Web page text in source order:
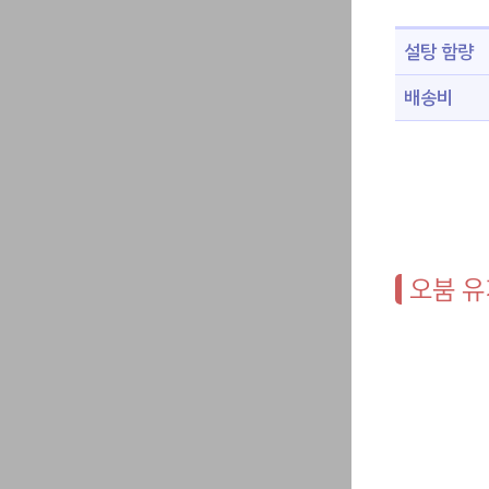
설탕 함량
배송비
오붐